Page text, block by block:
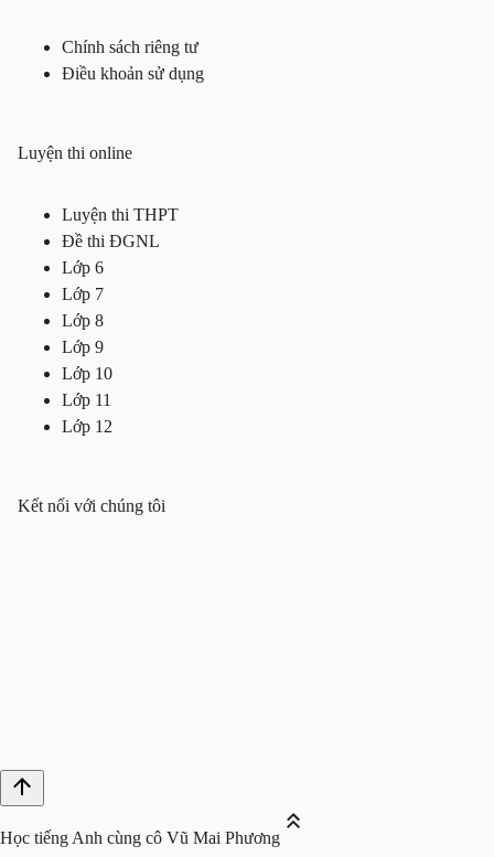
Chính sách riêng tư
Điều khoản sử dụng
Luyện thi online
Luyện thi THPT
Đề thi ĐGNL
Lớp 6
Lớp 7
Lớp 8
Lớp 9
Lớp 10
Lớp 11
Lớp 12
Kết nối với chúng tôi
Học tiếng Anh cùng cô Vũ Mai Phương